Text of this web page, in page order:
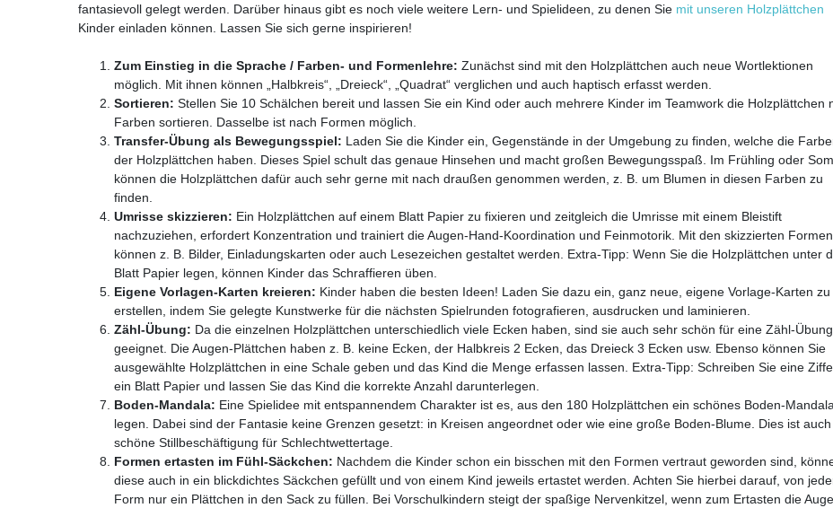
fantasievoll gelegt werden. Darüber hinaus gibt es noch viele weitere Lern- und Spielideen, zu denen Sie mit unseren Holzplättchen
Kinder einladen können. Lassen Sie sich gerne inspirieren!
Zum Einstieg in die Sprache / Farben- und Formenlehre: Zunächst sind mit den Holzplättchen auch neue Wortlektionen
möglich. Mit ihnen können „Halbkreis“, „Dreieck“, „Quadrat“ verglichen und auch haptisch erfasst werden.
Sortieren: Stellen Sie 10 Schälchen bereit und lassen Sie ein Kind oder auch mehrere Kinder im Teamwork die Holzplättchen
Farben sortieren. Dasselbe ist nach Formen möglich.
Transfer-Übung als Bewegungsspiel: Laden Sie die Kinder ein, Gegenstände in der Umgebung zu finden, welche die
der Holzplättchen haben. Dieses Spiel schult das genaue Hinsehen und macht großen Bewegungsspaß. Im Frühling oder
können die Holzplättchen dafür auch sehr gerne mit nach draußen genommen werden, z. B. um Blumen in diesen Farben zu
finden.
Umrisse skizzieren: Ein Holzplättchen auf einem Blatt Papier zu fixieren und zeitgleich die Umrisse mit einem Bleistift
nachzuziehen, erfordert Konzentration und trainiert die Augen-Hand-Koordination und Feinmotorik. Mit den skizzierten Formen
können z. B. Bilder, Einladungskarten oder auch Lesezeichen gestaltet werden. Extra-Tipp: Wenn Sie die Holzplättchen unter
Blatt Papier legen, können Kinder das Schraffieren üben.
Eigene Vorlagen-Karten kreieren: Kinder haben die besten Ideen! Laden Sie dazu ein, ganz neue, eigene Vorlage-Karten zu
erstellen, indem Sie gelegte Kunstwerke für die nächsten Spielrunden fotografieren, ausdrucken und laminieren.
Zähl-Übung: Da die einzelnen Holzplättchen unterschiedlich viele Ecken haben, sind sie auch sehr schön für eine Zähl-Übung
geeignet. Die Augen-Plättchen haben z. B. keine Ecken, der Halbkreis 2 Ecken, das Dreieck 3 Ecken usw. Ebenso können Sie
ausgewählte Holzplättchen in eine Schale geben und das Kind die Menge erfassen lassen. Extra-Tipp: Schreiben Sie eine
ein Blatt Papier und lassen Sie das Kind die korrekte Anzahl darunterlegen.
Boden-Mandala: Eine Spielidee mit entspannendem Charakter ist es, aus den 180 Holzplättchen ein schönes Boden-
legen. Dabei sind der Fantasie keine Grenzen gesetzt: in Kreisen angeordnet oder wie eine große Boden-Blume. Dies ist
schöne Stillbeschäftigung für Schlechtwettertage.
Formen ertasten im Fühl-Säckchen: Nachdem die Kinder schon ein bisschen mit den Formen vertraut geworden sind,
diese auch in ein blickdichtes Säckchen gefüllt und von einem Kind jeweils ertastet werden. Achten Sie hierbei darauf, von
Form nur ein Plättchen in den Sack zu füllen. Bei Vorschulkindern steigt der spaßige Nervenkitzel, wenn zum Ertasten die